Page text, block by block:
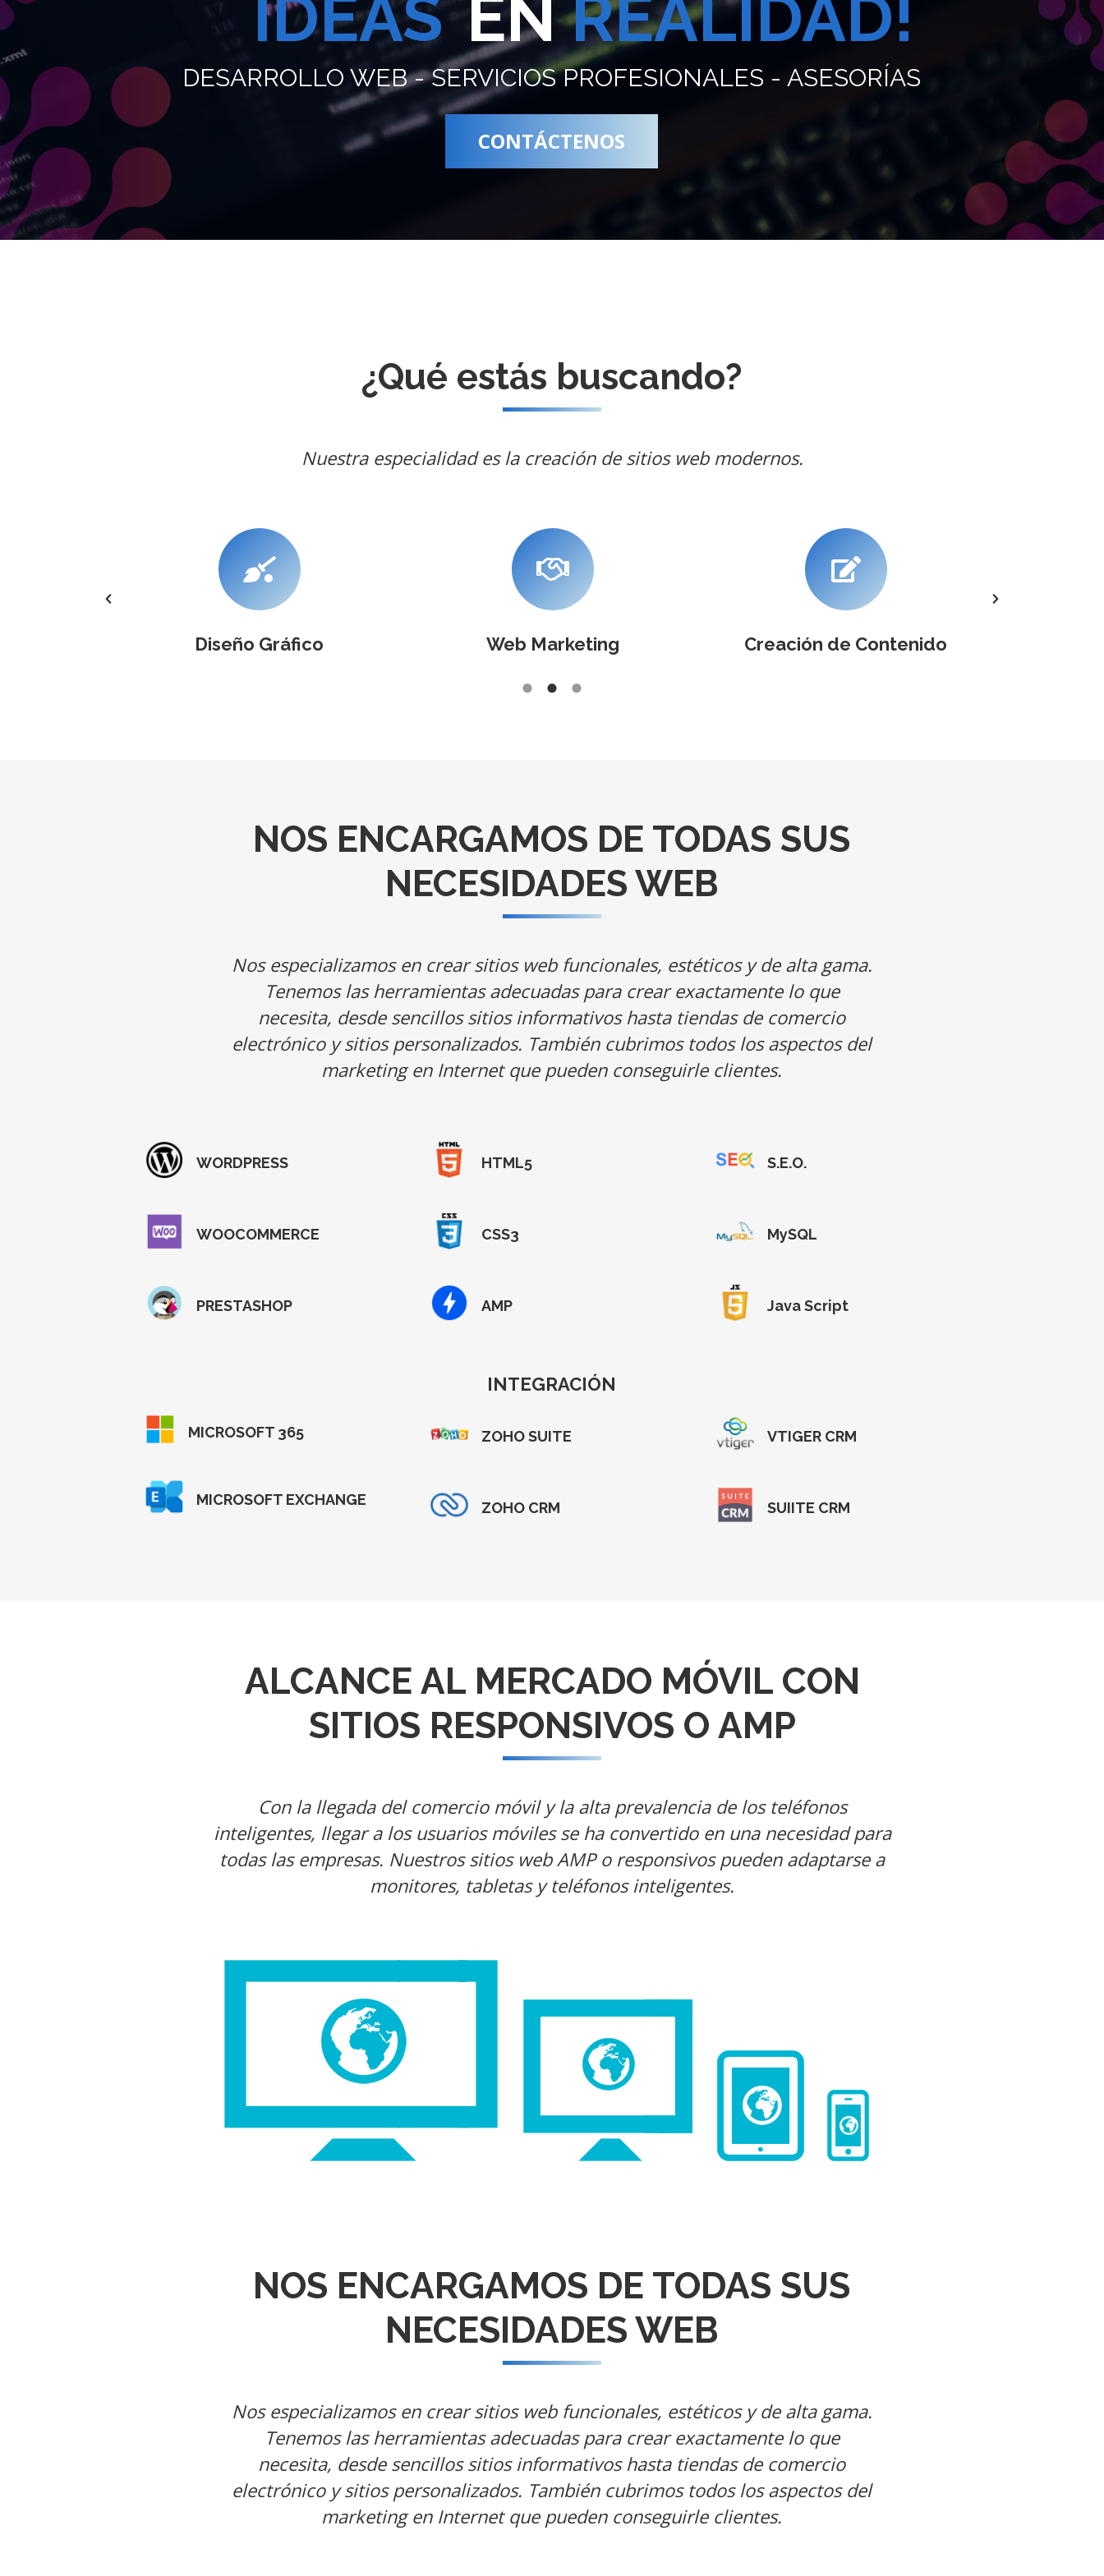
REALIDAD!
CONTÁCTENOS
IDEAS EN
DESARROLLO WEB - SERVICIOS PROFESIONALES - ASESORÍAS
¿Qué estás buscando?
Nuestra especialidad es la creación de sitios web modernos.
Diseño Gráfico Web Marketing Creación de Contenido
NOS ENCARGAMOS DE TODAS SUS
NECESIDADES WEB
Nos especializamos en crear sitios web funcionales, estéticos y de alta gama.
Tenemos las herramientas adecuadas para crear exactamente lo que
necesita, desde sencillos sitios informativos hasta tiendas de comercio
electrónico y sitios personalizados. También cubrimos todos los aspectos del
marketing en Internet que pueden conseguirle clientes.
WORDPRESS
WOOCOMMERCE
PRESTASHOP
HTML5
CSS3
AMP
S.E.O.
MySQL
Java Script
INTEGRACIÓN
MICROSOFT 365
MICROSOFT EXCHANGE
ZOHO SUITE
ZOHO CRM
VTIGER CRM
SUIITE CRM
ALCANCE AL MERCADO MÓVIL CON
SITIOS RESPONSIVOS O AMP
Con la llegada del comercio móvil y la alta prevalencia de los teléfonos
inteligentes, llegar a los usuarios móviles se ha convertido en una necesidad para
todas las empresas. Nuestros sitios web AMP o responsivos pueden adaptarse a
monitores, tabletas y teléfonos inteligentes.
NOS ENCARGAMOS DE TODAS SUS
NECESIDADES WEB
Nos especializamos en crear sitios web funcionales, estéticos y de alta gama.
Tenemos las herramientas adecuadas para crear exactamente lo que
necesita, desde sencillos sitios informativos hasta tiendas de comercio
electrónico y sitios personalizados. También cubrimos todos los aspectos del
marketing en Internet que pueden conseguirle clientes.